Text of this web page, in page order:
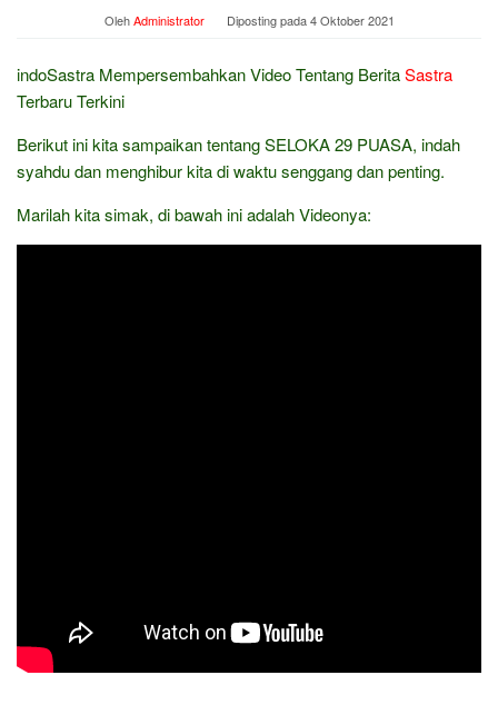
OlehAdministrator Diposting pada4 Oktober 2021
indoSastra Mempersembahkan Video Tentang BeritaSastra
Terbaru Terkini
Berikut ini kita sampaikan tentang SELOKA 29 PUASA, indah
syahdu dan menghibur kita di waktu senggang dan penting.
Marilah kita simak, di bawah ini adalah Videonya: